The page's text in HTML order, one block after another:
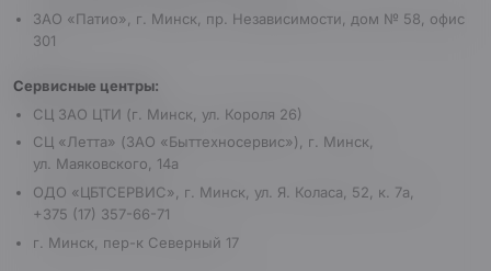
ЗАО «Патио», г. Минск, пр. Независимости, дом № 58, офис
301
Сервисные центры:
СЦ ЗАО ЦТИ (г. Минск, ул. Короля 26)
СЦ «Летта» (ЗАО «Быттехносервис»), г. Минск,
ул. Маяковского, 14а
ОДО «ЦБТСЕРВИС», г. Минск, ул. Я. Коласа, 52, к. 7а,
+375 (17) 357-66-71
г. Минск, пер-к Северный 17